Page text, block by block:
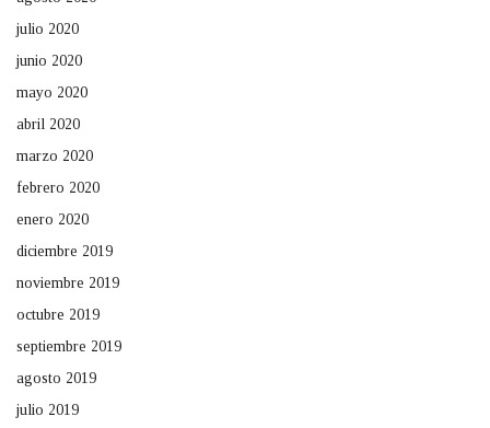
julio 2020
junio 2020
mayo 2020
abril 2020
marzo 2020
febrero 2020
enero 2020
diciembre 2019
noviembre 2019
octubre 2019
septiembre 2019
agosto 2019
julio 2019